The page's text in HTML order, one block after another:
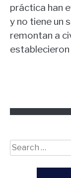
es
el
las
práctica han
y no tiene un
remontan a
Search
for: